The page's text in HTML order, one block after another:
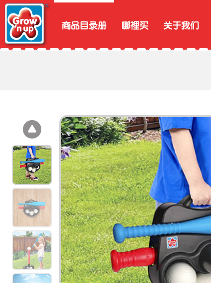
商品目录册 哪裡买 关于我们